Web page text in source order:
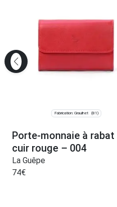
Fabrication: Graulhet (81)
Porte-monnaie à rabat
cuir rouge – 004
La Guêpe
74€